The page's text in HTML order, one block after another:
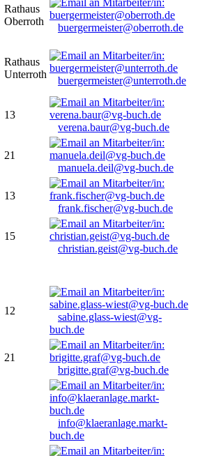
Rathaus
Oberroth
buergermeister@oberroth.de
Rathaus
Unterroth
buergermeister@unterroth.de
13
verena.baur@vg-buch.de
21
manuela.deil@vg-buch.de
13
frank.fischer@vg-buch.de
15
christian.geist@vg-buch.de
12
sabine.glass-wiest@vg-
buch.de
21
brigitte.graf@vg-buch.de
info@klaeranlage.markt-
buch.de